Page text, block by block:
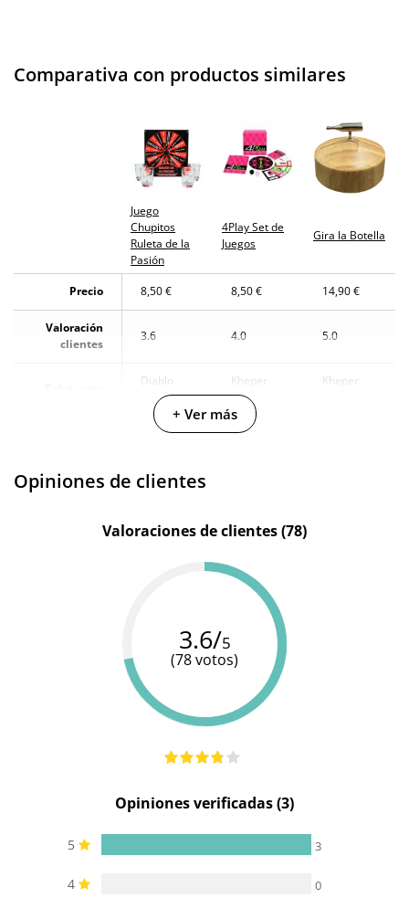
Comparativa con productos similares
Juego
Chupitos
Ruleta de la
Pasión
4Play Set de
Juegos
Gira la Botella
Precio 8,50 € 8,50 € 14,90 €
Valoración
clientes
3.6 4.0 5.0
Diablo
Picante
Kheper
Games
Kheper
+ Ver más
Opiniones de clientes
Valoraciones de clientes (78)
3.6/5
(78 votos)
Opiniones verificadas (3)
5 3
4 0